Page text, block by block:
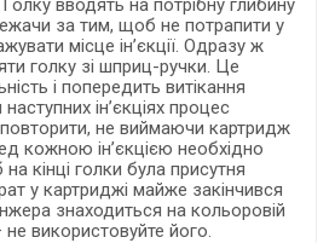
Голку вводять на потрібну глибину
за тим, щоб не потрапити у
місце ін’єкції. Одразу ж
голку зі шприц-ручки. Це
і попередить витікання
ін’єкціях процес
не виймаючи картридж
кожною ін’єкцією необхідно
кінці голки була присутня
у картриджі майже закінчився
знаходиться на кольоровій
не використовуйте його.